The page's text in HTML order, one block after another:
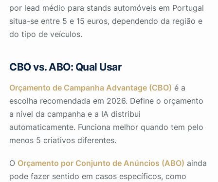
por lead médio para stands automóveis em Portugal
situa-se entre 5 e 15 euros, dependendo da região e
do tipo de veículos.
CBO vs. ABO: Qual Usar
Orçamento de Campanha Advantage (CBO) é a
escolha recomendada em 2026. Define o orçamento
a nível da campanha e a IA distribui
automaticamente. Funciona melhor quando tem pelo
menos 5 criativos diferentes.
O Orçamento por Conjunto de Anúncios (ABO) ainda
pode fazer sentido em casos específicos, como